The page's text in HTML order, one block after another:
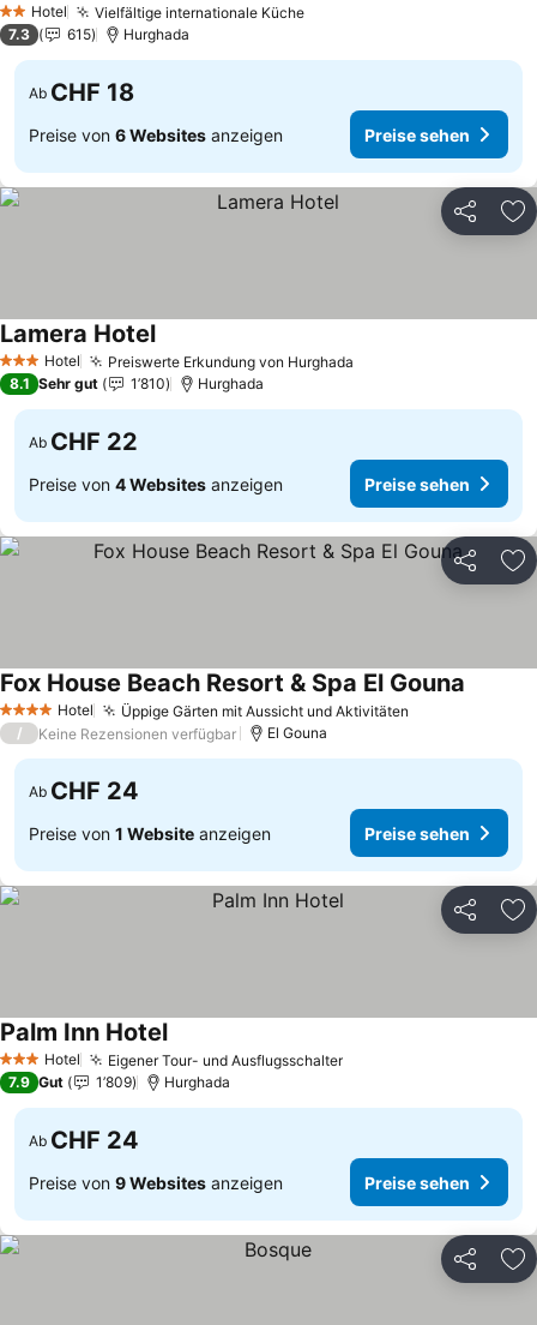
2 Sterne
Hotel Vielfältige internationale Küche
7.3 615 Hurghada
Ab CHF 18
Preise von 6 Websites anzeigen Preise sehen
Teilen
3 SterneHotel Preiswerte Erkundung von Hurghada
Lamera Hotel
8.1 Sehr gut 1’810 Hurghada
Ab CHF 22
Preise von 4 Websites anzeigen Preise sehen
Teilen
4 Sterne Hotel Üppige Gärten mit Aussicht und Aktivitäten
Fox House Beach Resort & Spa El Gouna
/ Keine Rezensionen verfügbar El Gouna
Ab CHF 24
Preise von 1 Website anzeigen Preise sehen
Teilen
3 SterneHotel Eigener Tour- und Ausflugsschalter
Palm Inn Hotel
7.9 Gut 1’809 Hurghada
Ab CHF 24
Preise von 9 Websites anzeigen Preise sehen
Teilen